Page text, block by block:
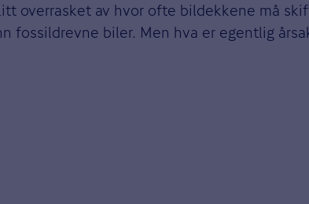
overrasket av hvor ofte bildekkene må
fossildrevne biler. Men hva er egentlig